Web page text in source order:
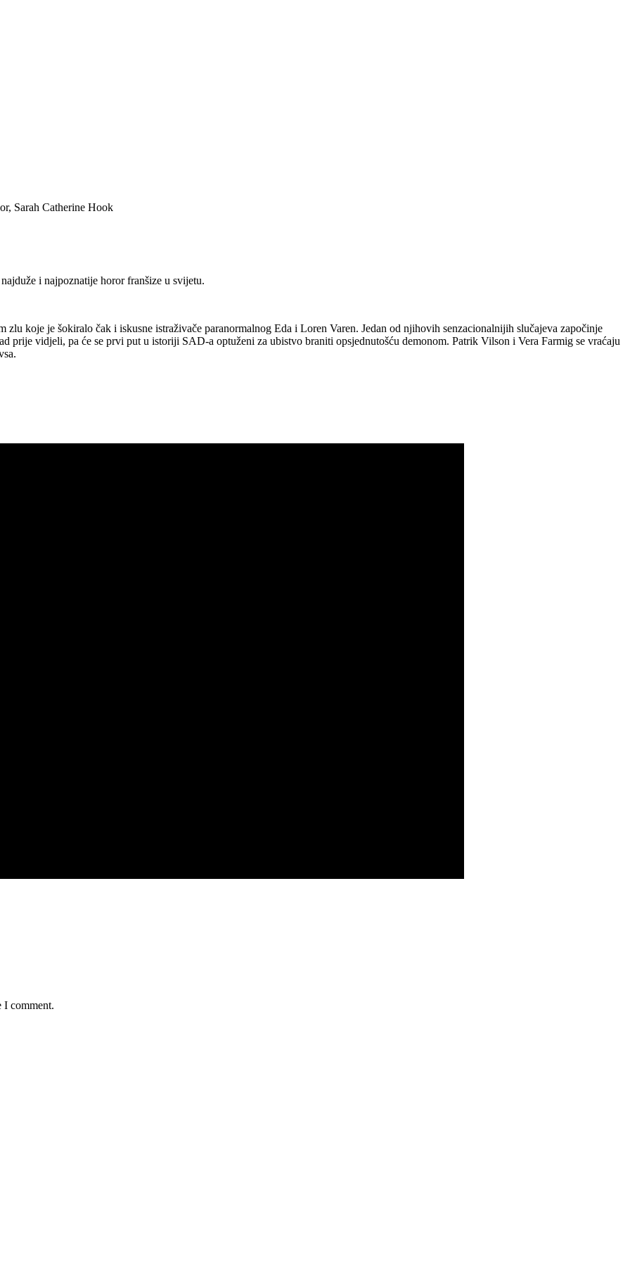
Sarah Catherine Hook
i najpoznatije horor franšize u svijetu.
koje je šokiralo čak i iskusne istraživače paranormalnog Eda i Loren Varen. Jedan od njihovih senzacionalnijih slučajeva započinje
prije vidjeli, pa će se prvi put u istoriji SAD-a optuženi za ubistvo braniti opsjednutošću demonom. Patrik Vilson i Vera Farmig se vraćaju
I comment.